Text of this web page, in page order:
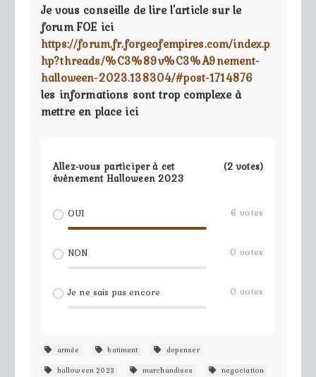
Je vous conseille de lire l'article sur le
forum FOE ici
https://forum.fr.forgeofempires.com/index.p
hp?threads/%C3%89v%C3%A9nement-
halloween-2023.138304/#post-1714876
les informations sont trop complexe à
mettre en place ici
Allez-vous participer à cet
événement Halloween 2023
(2 votes)
OUI 6 votes
NON 0 votes
Je ne sais pas encore 0 votes
armée batiment
depenser
halloween 2023
marchandises
negociation